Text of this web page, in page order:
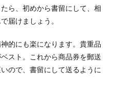
ら、初めから書留にして、相
届けましょう。
的にも楽になります。貴重品
スト。これから商品券を郵送
ので、書留にして送るように